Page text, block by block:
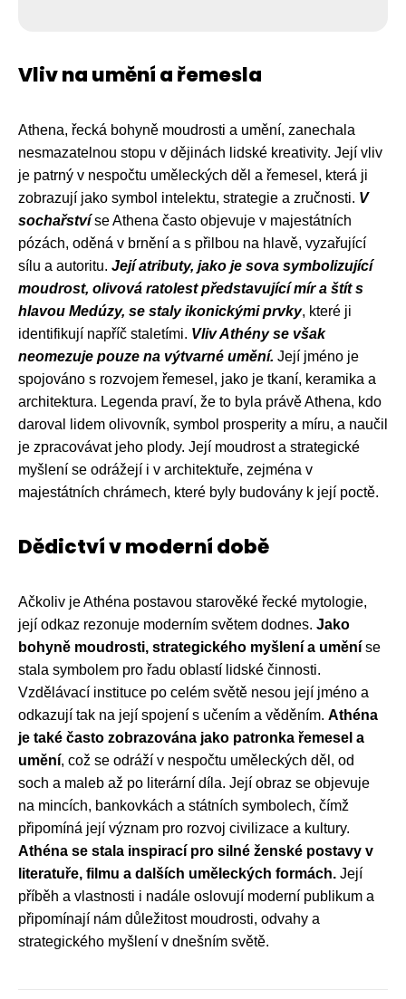
Vliv na umění a řemesla
Athena, řecká bohyně moudrosti a umění, zanechala
nesmazatelnou stopu v dějinách lidské kreativity. Její vliv
je patrný v nespočtu uměleckých děl a řemesel, která ji
zobrazují jako symbol intelektu, strategie a zručnosti. V
sochařstvíse Athena často objevuje v majestátních
pózách, oděná v brnění a s přilbou na hlavě, vyzařující
sílu a autoritu. Její atributy, jako je sova symbolizující
moudrost, olivová ratolest představující mír a štít s
hlavou Medúzy, se staly ikonickými prvky, které ji
identifikují napříč staletími. Vliv Athény se však
neomezuje pouze na výtvarné umění. Její jméno je
spojováno s rozvojem řemesel, jako je tkaní, keramika a
architektura. Legenda praví, že to byla právě Athena, kdo
daroval lidem olivovník, symbol prosperity a míru, a naučil
je zpracovávat jeho plody. Její moudrost a strategické
myšlení se odrážejí i v architektuře, zejména v
majestátních chrámech, které byly budovány k její poctě.
Dědictví v moderní době
Ačkoliv je Athéna postavou starověké řecké mytologie,
její odkaz rezonuje moderním světem dodnes. Jako
bohyně moudrosti, strategického myšlení a umění se
stala symbolem pro řadu oblastí lidské činnosti.
Vzdělávací instituce po celém světě nesou její jméno a
odkazují tak na její spojení s učením a věděním. Athéna
je také často zobrazována jako patronka řemesel a
umění, což se odráží v nespočtu uměleckých děl, od
soch a maleb až po literární díla. Její obraz se objevuje
na mincích, bankovkách a státních symbolech, čímž
připomíná její význam pro rozvoj civilizace a kultury.
Athéna se stala inspirací pro silné ženské postavy v
literatuře, filmu a dalších uměleckých formách. Její
příběh a vlastnosti i nadále oslovují moderní publikum a
připomínají nám důležitost moudrosti, odvahy a
strategického myšlení v dnešním světě.